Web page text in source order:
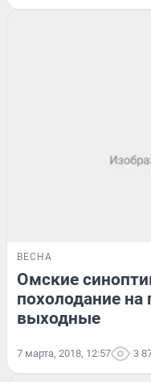
ВЕСНА
Омские
похолодание
выходные
7 марта, 2018, 12:57 3